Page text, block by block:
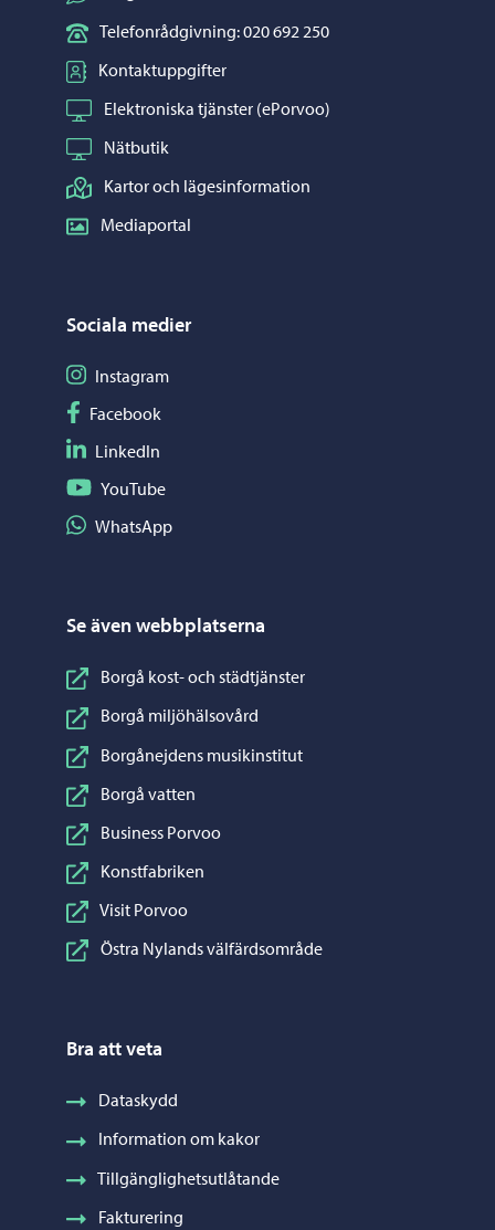
Telefonrådgivning: 020 692 250
Kontaktuppgifter
Elektroniska tjänster (ePorvoo)
Nätbutik
Kartor och lägesinformation
Mediaportal
Sociala medier
Följ på Instagram
Instagram
Följ på Facebook
Facebook
Följ på LinkedIn
LinkedIn
Följ på YouTube
YouTube
Dela på WhatsApp
WhatsApp
Se även webbplatserna
Borgå kost- och städtjänster
Borgå miljöhälsovård
Borgånejdens musikinstitut
Borgå vatten
Business Porvoo
Konstfabriken
Visit Porvoo
Östra Nylands välfärdsområde
Bra att veta
Dataskydd
Information om kakor
Tillgänglighetsutlåtande
Fakturering